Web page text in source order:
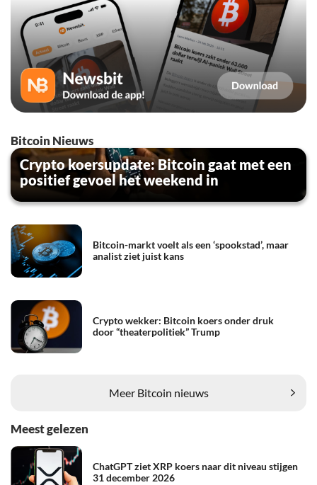
Bitcoin Nieuws
Crypto koersupdate: Bitcoin gaat met een
positief gevoel het weekend in
Bitcoin-markt voelt als een ‘spookstad’, maar
analist ziet juist kans
Crypto wekker: Bitcoin koers onder druk
door “theaterpolitiek” Trump
Meer Bitcoin nieuws
Meest gelezen
ChatGPT ziet XRP koers naar dit niveau stijgen
31 december 2026